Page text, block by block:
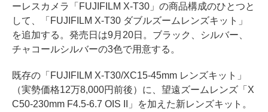
ーレスカメラ「FUJIFILM X-T30」の商品構成のひとつと
して、「FUJIFILM X-T30 ダブルズームレンズキット」
を追加する。発売日は9月20日。ブラック、シルバー、
チャコールシルバーの3色で用意する。
既存の「FUJIFILM X-T30/XC15-45mm レンズキット」
（実勢価格12万8,000円前後）に、望遠ズームレンズ「X
C50-230mm F4.5-6.7 OIS II」を加えた新レンズキット。